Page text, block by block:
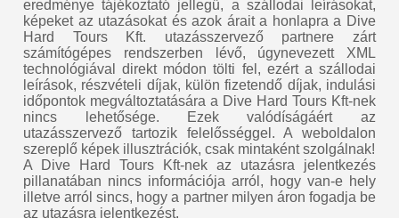
eredménye tájékoztató jellegű, a szállodai leírásokat,
képeket az utazásokat és azok árait a honlapra a Dive
Hard Tours Kft. utazásszervező partnere zárt
számítógépes rendszerben lévő, úgynevezett XML
technológiával direkt módon tölti fel, ezért a szállodai
leírások, részvételi díjak, külön fizetendő díjak, indulási
időpontok megváltoztatására a Dive Hard Tours Kft-nek
nincs lehetősége. Ezek valódíságáért az
utazásszervező tartozik felelősséggel. A weboldalon
szereplő képek illusztrációk, csak mintaként szolgálnak!
A Dive Hard Tours Kft-nek az utazásra jelentkezés
pillanatában nincs információja arról, hogy van-e hely
illetve arról sincs, hogy a partner milyen áron fogadja be
az utazásra jelentkezést.